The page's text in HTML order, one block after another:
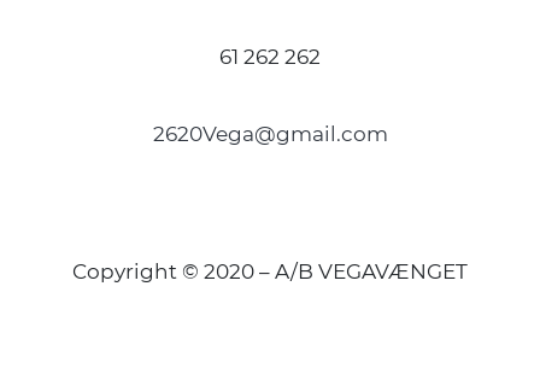
61 262 262
2620Vega@gmail.com
Copyright © 2020 – A/B VEGAVÆNGET